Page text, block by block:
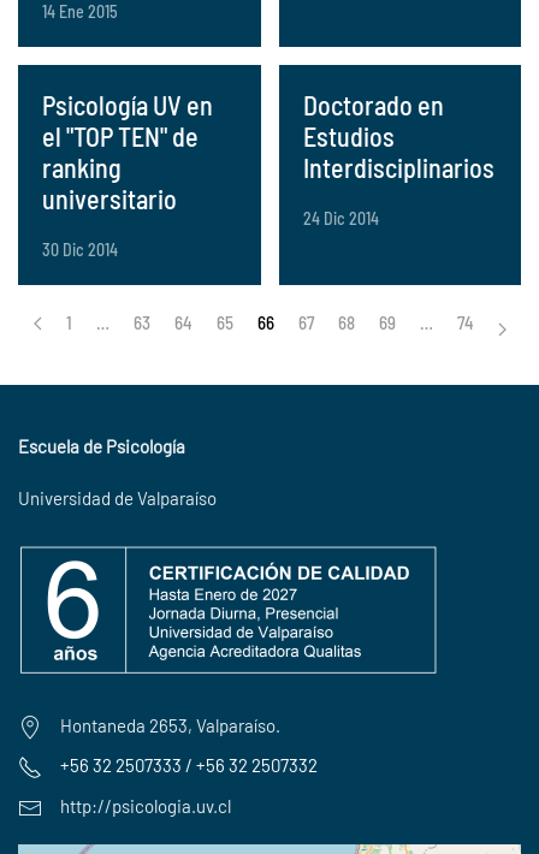
14 Ene 2015
Psicología UV en
el "TOP TEN" de
ranking
universitario
30 Dic 2014
Doctorado en
Estudios
Interdisciplinarios
24 Dic 2014
1 … 63 64 65 66 67 68 69 … 74
Escuela de Psicología
Universidad de Valparaíso
Hontaneda 2653, Valparaíso.
+56 32 2507333 / +56 32 2507332
http://psicologia.uv.cl